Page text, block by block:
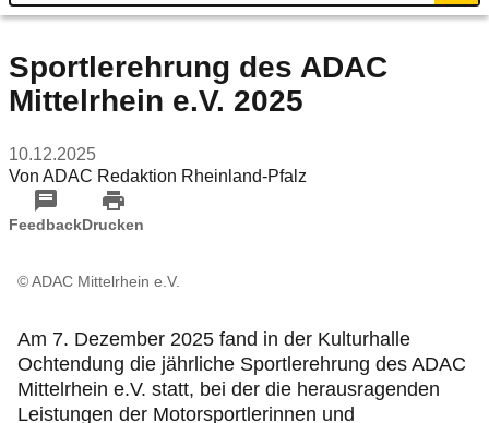
Geschäftsstellen & Reisebüros
Urlaub & Touristik
Sicherheit & Mobilität
Service & Beratung
Motorsport & Ortsclubs
Ihr ADAC in Rheinland-Pfalz
Sportlerehrung des ADAC
Mittelrhein e.V. 2025
10.12.2025
Von ADAC Redaktion Rheinland-Pfalz
FeedbackDrucken
© ADAC Mittelrhein e.V.
Am 7. Dezember 2025 fand in der Kulturhalle
Ochtendung die jährliche Sportlerehrung des ADAC
Mittelrhein e.V. statt, bei der die herausragenden
Leistungen der Motorsportlerinnen und